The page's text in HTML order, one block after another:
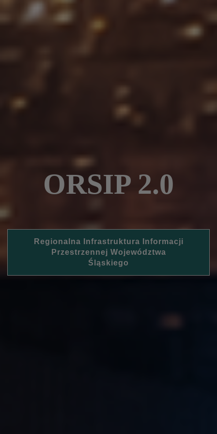
ORSIP 2.0
Regionalna Infrastruktura Informacji
Przestrzennej Województwa
Śląskiego